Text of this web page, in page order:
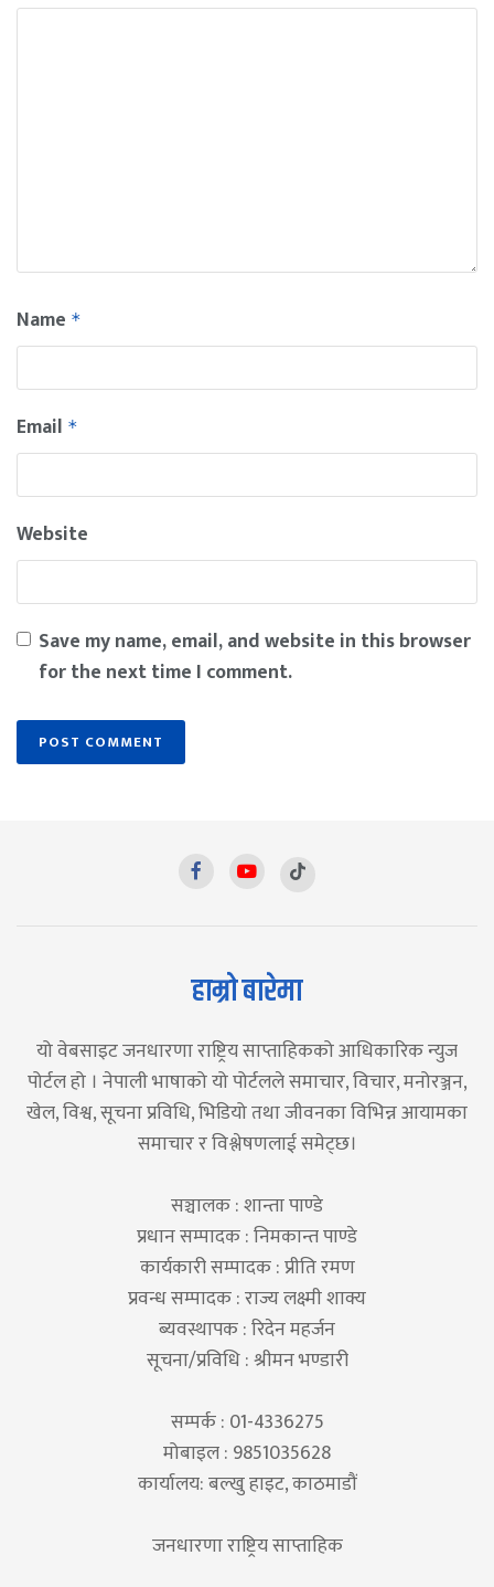
Name *
Email *
Website
Save my name, email, and website in this browser
for the next time I comment.
हाम्रो बारेमा
यो वेबसाइट जनधारणा राष्ट्रिय साप्ताहिकको आधिकारिक न्युज
पोर्टल हो । नेपाली भाषाको यो पोर्टलले समाचार, विचार, मनोरञ्जन,
खेल, विश्व, सूचना प्रविधि, भिडियो तथा जीवनका विभिन्न आयामका
समाचार र विश्लेषणलाई समेट्छ।
सञ्चालक : शान्ता पाण्डे
प्रधान सम्पादक : निमकान्त पाण्डे
कार्यकारी सम्पादक : प्रीति रमण
प्रवन्ध सम्पादक : राज्य लक्ष्मी शाक्य
ब्यवस्थापक : रिदेन महर्जन
सूचना/प्रविधि : श्रीमन भण्डारी
सम्पर्क : 01-4336275
मोबाइल : 9851035628
कार्यालय: बल्खु हाइट, काठमाडौं
जनधारणा राष्ट्रिय साप्ताहिक